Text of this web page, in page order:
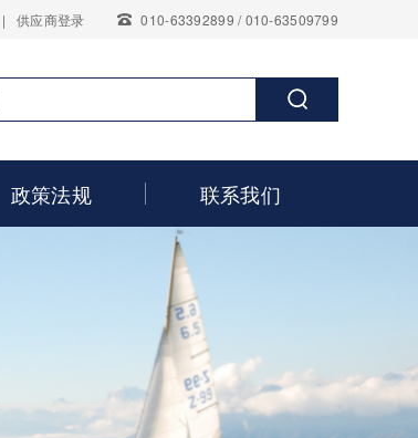
| 供应商登录 010-63392899 / 010-63509799
政策法规 联系我们